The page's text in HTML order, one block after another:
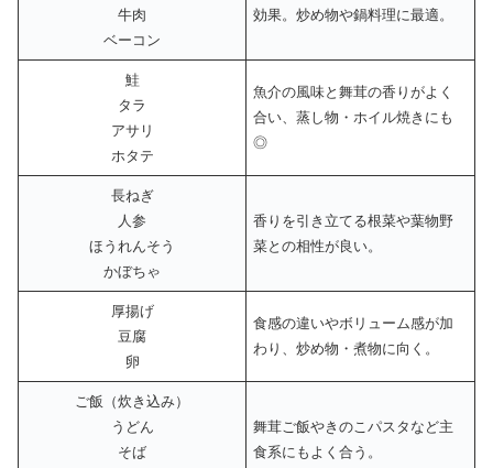
牛肉
ベーコン
効果。炒め物や鍋料理に最適。
鮭
タラ
アサリ
ホタテ
魚介の風味と舞茸の香りがよく
合い、蒸し物・ホイル焼きにも
◎
長ねぎ
人参
ほうれんそう
かぼちゃ
香りを引き立てる根菜や葉物野
菜との相性が良い。
厚揚げ
豆腐
卵
食感の違いやボリューム感が加
わり、炒め物・煮物に向く。
ご飯（炊き込み）
うどん
そば
舞茸ご飯やきのこパスタなど主
食系にもよく合う。